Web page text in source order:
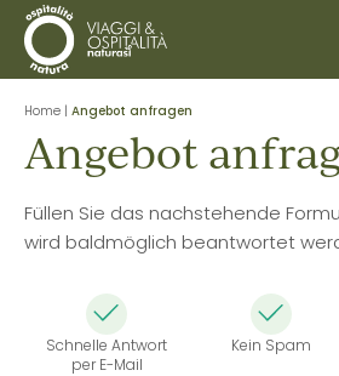
Home | Angebot anfragen
Angebot
Füllen Sie das nachstehende
wird baldmöglich beantwortet
Schnelle Antwort
per E-Mail
Kein Spam